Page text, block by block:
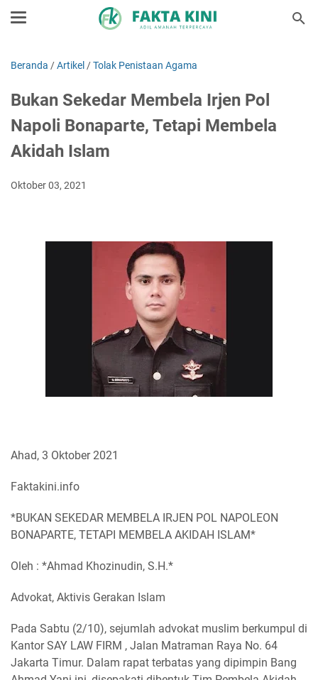
Beranda /Artikel /Tolak Penistaan Agama
Bukan Sekedar Membela Irjen Pol
Napoli Bonaparte, Tetapi Membela
Akidah Islam
Oktober 03, 2021
Ahad, 3 Oktober 2021
Faktakini.info
*BUKAN SEKEDAR MEMBELA IRJEN POL NAPOLEON
BONAPARTE, TETAPI MEMBELA AKIDAH ISLAM*
Oleh : *Ahmad Khozinudin, S.H.*
Advokat, Aktivis Gerakan Islam
Pada Sabtu (2/10), sejumlah advokat muslim berkumpul di
Kantor SAY LAW FIRM , Jalan Matraman Raya No. 64
Jakarta Timur. Dalam rapat terbatas yang dipimpin Bang